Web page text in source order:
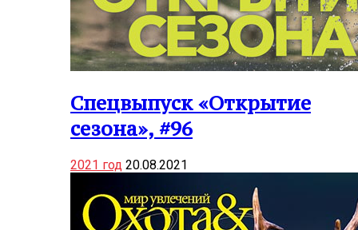
Спецвыпуск «Открытие
сезона», #96
2021 год 20.08.2021